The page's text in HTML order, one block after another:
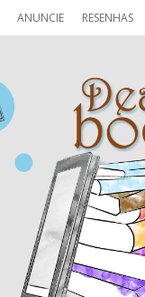
ANUNCIE RESENHAS